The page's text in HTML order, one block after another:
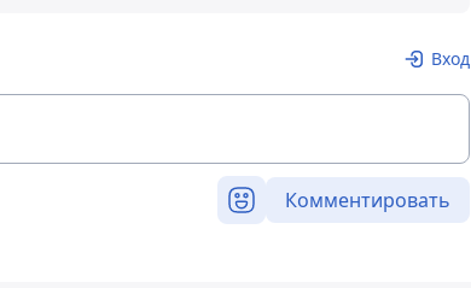
Вход
Комментировать